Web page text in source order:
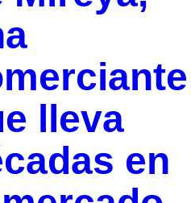
lleva
en